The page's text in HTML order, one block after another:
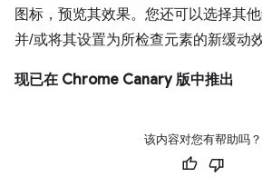
图标，预览其效果。您还可以选择其
并/或将其设置为所检查元素的新缓动效
现已在 Chrome Canary 版中推出
该内容对您有帮助吗？